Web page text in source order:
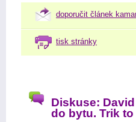
doporučit článek
tisk stránky
Diskuse:
do bytu. Trik to